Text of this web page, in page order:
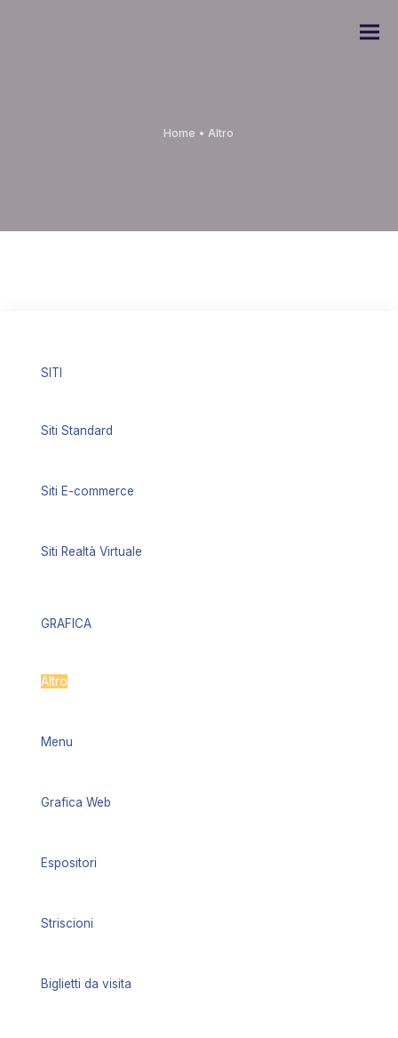
Home • Altro
SITI
Siti Standard
Siti E-commerce
Siti Realtà Virtuale
GRAFICA
Altro
Menu
Grafica Web
Espositori
Striscioni
Biglietti da visita